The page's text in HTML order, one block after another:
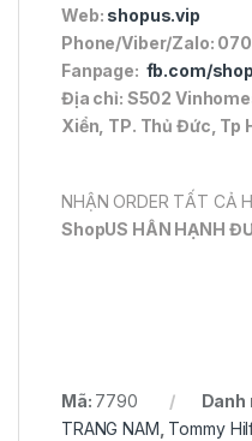
Web: shopus.vip
Phone/Viber/Zalo:
Fanpage: fb.com/
Địa chỉ: S502
Xiển, TP. Thủ Đức, Tp
NHẬN ORDER TẤT CẢ
ShopUS HÂN HẠNH
Mã: 7790
TRANG NAM Tommy